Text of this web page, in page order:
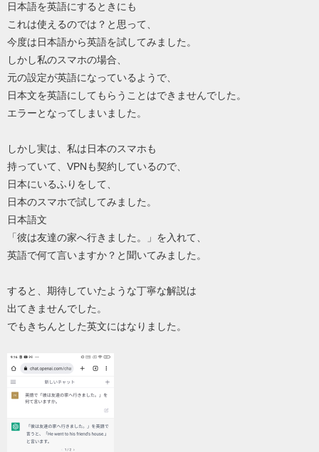
日本語を英語にするときにも
これは使えるのでは？と思って、
今度は日本語から英語を試してみました。
しかし私のスマホの場合、
元の設定が英語になっているようで、
日本文を英語にしてもらうことはできませんでした。
エラーとなってしまいました。
しかし実は、私は日本のスマホも
持っていて、VPNも契約しているので、
日本にいるふりをして、
日本のスマホで試してみました。
日本語文
「彼は友達の家へ行きました。」を入れて、
英語で何て言いますか？と聞いてみました。
すると、期待していたような丁寧な解説は
出てきませんでした。
でもきちんとした英文にはなりました。